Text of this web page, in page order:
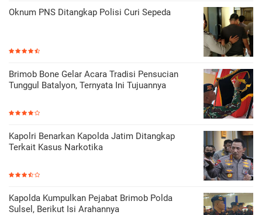
Oknum PNS Ditangkap Polisi Curi Sepeda
Brimob Bone Gelar Acara Tradisi Pensucian
Tunggul Batalyon, Ternyata Ini Tujuannya
Kapolri Benarkan Kapolda Jatim Ditangkap
Terkait Kasus Narkotika
Kapolda Kumpulkan Pejabat Brimob Polda
Sulsel, Berikut Isi Arahannya